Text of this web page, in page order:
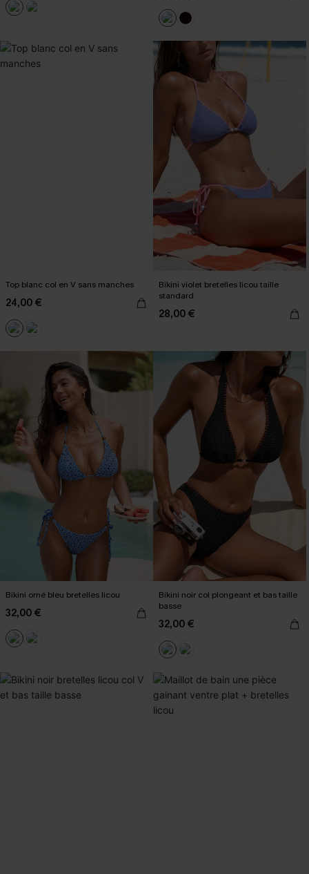
Top blanc col en V sans manches
24,00 €
Bikini violet bretelles licou taille
standard
28,00 €
Bikini orné bleu bretelles licou
32,00 €
Bikini noir col plongeant et bas taille
basse
32,00 €